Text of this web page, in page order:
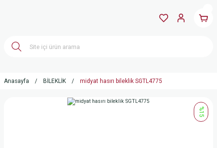
Anasayfa BİLEKLİK midyat hasırı bileklik SGTL4775
%15